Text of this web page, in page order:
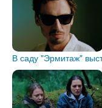
В саду "Эрмитаж"